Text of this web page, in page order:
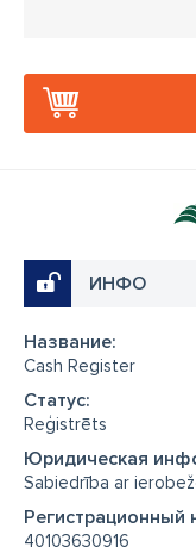
ИНФО
Название:
Cash Register
Cтатус:
Reģistrēts
Юридическая
Sabiedrība ar
Регистрационный
40103630916